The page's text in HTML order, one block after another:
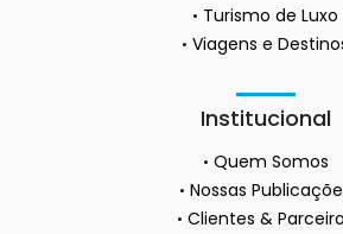
Turismo de Luxo
Viagens e
Institucional
Quem Somos
Nossas
Clientes &